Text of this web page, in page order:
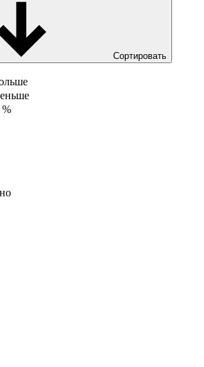
Сортировать
%